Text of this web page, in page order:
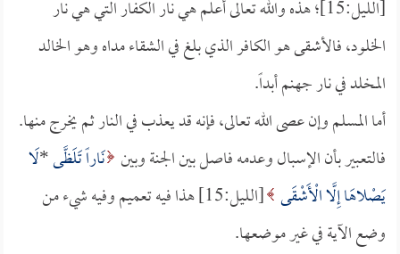
[الليل:15]؛ هذه والله تعالى أعلم هي نار الكفار التي هي نار
الخلود، فالأشقى هو الكافر الذي بلغ في الشقاء مداه وهو الخالد
المخلد في نار جهنم أبداً.
أما المسلم وإن عصى الله تعالى، فإنه قد يعذب في النار ثم يخرج منها.
فالتعبير بأن الإسبال وعدمه فاصل بين الجنة وبين نَاراً تَلَظَّى*لَا
يَصْلاهَا إِلَّا الْأَشْقَى
[الليل:15] هذا فيه تعميم وفيه شيء من
وضع الآية في غير موضعها.